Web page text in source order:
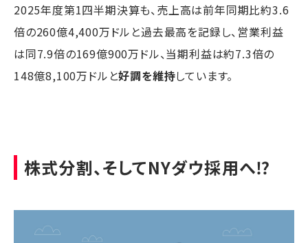
2025年度第1四半期決算も、売上高は前年同期比約3.6
倍の260億4,400万ドルと過去最高を記録し、営業利益
は同7.9倍の169億900万ドル、当期利益は約7.3倍の
148億8,100万ドルと好調を維持しています。
株式分割、そしてNYダウ採用へ⁉